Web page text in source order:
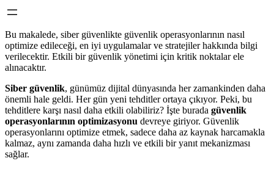
Bu makalede, siber güvenlikte güvenlik operasyonlarının nasıl
optimize edileceği, en iyi uygulamalar ve stratejiler hakkında bilgi
verilecektir. Etkili bir güvenlik yönetimi için kritik noktalar ele
alınacaktır.
Siber güvenlik, günümüz dijital dünyasında her zamankinden daha
önemli hale geldi. Her gün yeni tehditler ortaya çıkıyor. Peki, bu
tehditlere karşı nasıl daha etkili olabiliriz? İşte burada güvenlik
operasyonlarının optimizasyonu devreye giriyor. Güvenlik
operasyonlarını optimize etmek, sadece daha az kaynak harcamakla
kalmaz, aynı zamanda daha hızlı ve etkili bir yanıt mekanizması
sağlar.